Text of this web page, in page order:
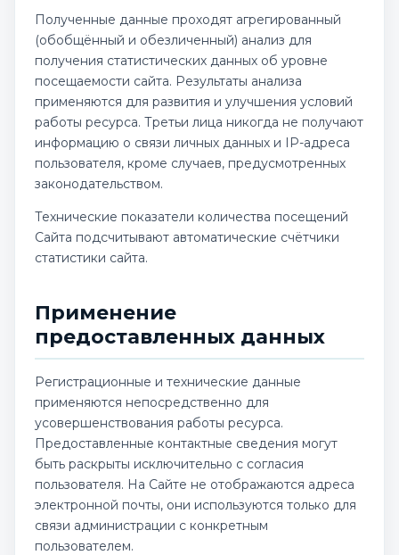
Полученные данные проходят агрегированный
(обобщённый и обезличенный) анализ для
получения статистических данных об уровне
посещаемости сайта. Результаты анализа
применяются для развития и улучшения условий
работы ресурса. Третьи лица никогда не получают
информацию о связи личных данных и IP-адреса
пользователя, кроме случаев, предусмотренных
законодательством.
Технические показатели количества посещений
Сайта подсчитывают автоматические счётчики
статистики сайта.
Применение
предоставленных данных
Регистрационные и технические данные
применяются непосредственно для
усовершенствования работы ресурса.
Предоставленные контактные сведения могут
быть раскрыты исключительно с согласия
пользователя. На Сайте не отображаются адреса
электронной почты, они используются только для
связи администрации с конкретным
пользователем.